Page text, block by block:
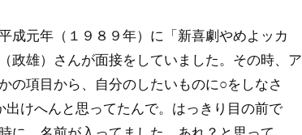
成元年（１９８９年）に「新喜劇やめよッカ
政雄）さんが面接をしていました。その時、ア
の項目から、自分のしたいものに○をしなさ
けへんと思ってたんで。はっきり目の前で